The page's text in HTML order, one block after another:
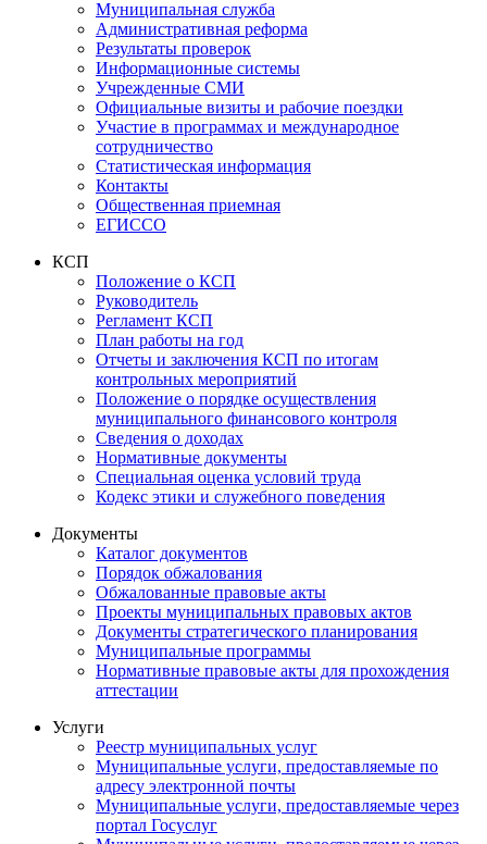
Муниципальная служба
Административная реформа
Результаты проверок
Информационные системы
Учрежденные СМИ
Официальные визиты и рабочие поездки
Участие в программах и международное
сотрудничество
Статистическая информация
Контакты
Общественная приемная
ЕГИССО
КСП
Положение о КСП
Руководитель
Регламент КСП
План работы на год
Отчеты и заключения КСП по итогам
контрольных мероприятий
Положение о порядке осуществления
муниципального финансового контроля
Сведения о доходах
Нормативные документы
Специальная оценка условий труда
Кодекс этики и служебного поведения
Документы
Каталог документов
Порядок обжалования
Обжалованные правовые акты
Проекты муниципальных правовых актов
Документы стратегического планирования
Муниципальные программы
Нормативные правовые акты для прохождения
аттестации
Услуги
Реестр муниципальных услуг
Муниципальные услуги, предоставляемые по
адресу электронной почты
Муниципальные услуги, предоставляемые через
портал Госуслуг